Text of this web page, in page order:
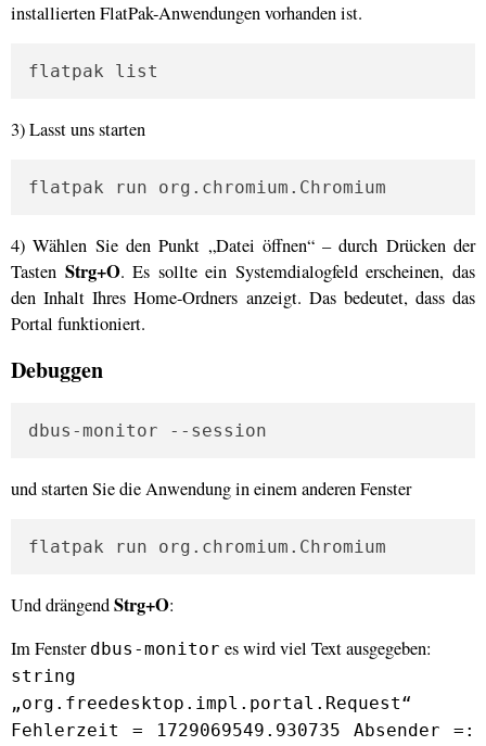
installierten FlatPak-Anwendungen vorhanden ist.
flatpak list
3) Lasst uns starten
flatpak run org.chromium.Chromium
4) Wählen Sie den Punkt „Datei öffnen“ – durch Drücken der
Tasten Strg+O. Es sollte ein Systemdialogfeld erscheinen, das
den Inhalt Ihres Home-Ordners anzeigt. Das bedeutet, dass das
Portal funktioniert.
Debuggen
dbus-monitor --session
und starten Sie die Anwendung in einem anderen Fenster
flatpak run org.chromium.Chromium
Und drängendStrg+O:
Im Fenster dbus-monitor es wird viel Text ausgegeben:
string
„org.freedesktop.impl.portal.Request“
Fehlerzeit = 1729069549.930735 Absender =: